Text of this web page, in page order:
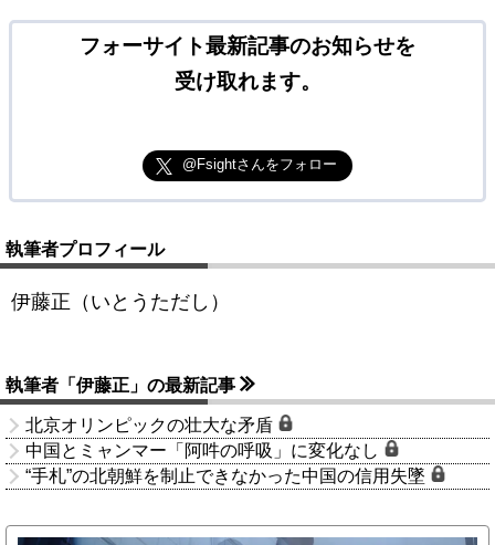
フォーサイト最新記事のお知らせを
受け取れます。
@Fsightさんをフォロー
執筆者プロフィール
伊藤正（いとうただし）
執筆者「伊藤正」の最新記事
北京オリンピックの壮大な矛盾
中国とミャンマー「阿吽の呼吸」に変化なし
“手札”の北朝鮮を制止できなかった中国の信用失墜